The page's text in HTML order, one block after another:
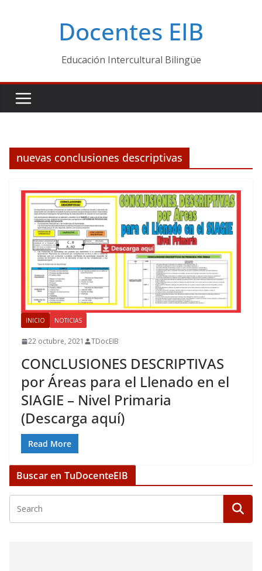
Docentes EIB
Educación Intercultural Bilingüe
nuevas conclusiones descriptivas
INICIO NOTICIAS
22 octubre, 2021 TDocEIB
CONCLUSIONES DESCRIPTIVAS
por Áreas para el Llenado en el
SIAGIE – Nivel Primaria
(Descarga aquí)
Read More
Buscar en TuDocenteEIB